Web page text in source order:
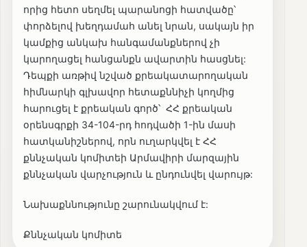
որից հետո սեղմել պարանոցի հատվածը՝
փորձելով խեղդամահ անել նրան, սակայն իր
կամքից անկախ հանգամանքներով չի
կարողացել հանցանքն ավարտին հասցնել:
Դեպքի առթիվ նշված քրեակատարողական
հիմնարկի գլխավոր հետաքննիչի կողմից
հարուցել է քրեական գործ՝ ՀՀ քրեական
օրենսգրքի 34-104-րդ հոդվածի 1-ին մասի
հատկանիշներով, որն ուղարկվել է ՀՀ
քննչական կոմիտեի Արմավիրի մարզային
քննչական վարչություն և ընդունվել վարույթ:
Նախաքննությունը շարունակվում է:
Քննչական կոմիտե